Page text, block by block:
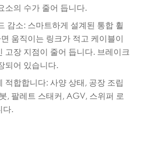
소의 수가 줄어 듭니다.
감소: 스마트하게 설계된 통합 휠
움직이는 링크가 적고 케이블이
고장 지점이 줄어 듭니다. 브레이크
되어 있습니다.
적합합니다: 사양 상태, 공장 조립
, 팔레트 스태커, AGV, 스위퍼 로
다.